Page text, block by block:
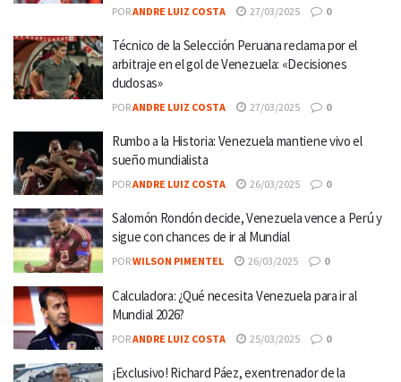
PORANDRE LUIZ COSTA 27/03/2025 0
Técnico de la Selección Peruana reclama por el
arbitraje en el gol de Venezuela: «Decisiones
dudosas»
PORANDRE LUIZ COSTA 27/03/2025 0
Rumbo a la Historia: Venezuela mantiene vivo el
sueño mundialista
PORANDRE LUIZ COSTA 26/03/2025 0
Salomón Rondón decide, Venezuela vence a Perú y
sigue con chances de ir al Mundial
PORWILSON PIMENTEL 26/03/2025 0
Calculadora: ¿Qué necesita Venezuela para ir al
Mundial 2026?
PORANDRE LUIZ COSTA 25/03/2025 0
¡Exclusivo! Richard Páez, exentrenador de la